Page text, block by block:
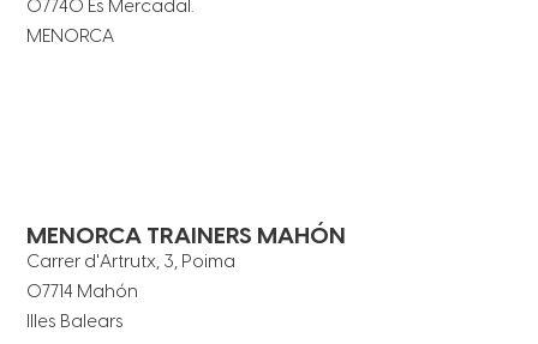
07740 Es Mercadal.
MENORCA
MENORCA TRAINERS MAHÓN
Carrer d'Artrutx, 3, Poima
07714 Mahón
Illes Balears